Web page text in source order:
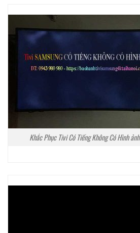
Khắc Phục Tivi Có Tiếng Không Có Hình ảnh